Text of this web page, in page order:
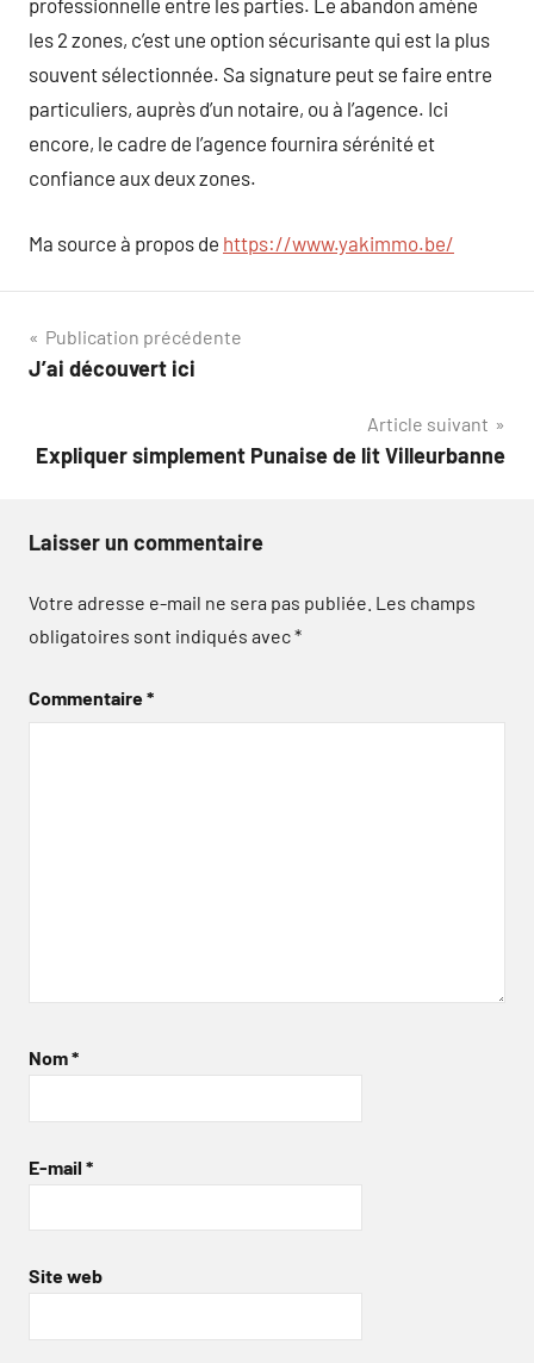
professionnelle entre les parties. Le abandon amène
les 2 zones, c’est une option sécurisante qui est la plus
souvent sélectionnée. Sa signature peut se faire entre
particuliers, auprès d’un notaire, ou à l’agence. Ici
encore, le cadre de l’agence fournira sérénité et
confiance aux deux zones.
Ma source à propos de https://www.yakimmo.be/
Navigation
de
Publication précédente
J’ai découvert ici
Article suivant
Expliquer simplement Punaise de lit Villeurbanne
Laisser un commentaire
Votre adresse e-mail ne sera pas publiée. Les champs
obligatoires sont indiqués avec*
Commentaire*
Nom*
E-mail *
Site web